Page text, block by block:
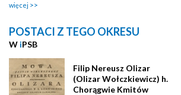
więcej
POSTACI Z TEGO OKRESU
W iPSB
Filip Nereusz Olizar
(Olizar Wołczkiewicz) h.
Chorągwie Kmitów